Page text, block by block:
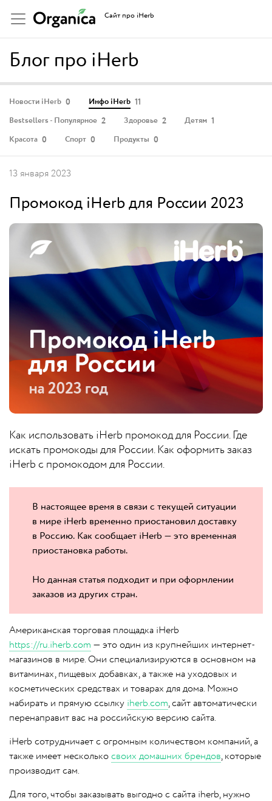
Сайт про iHerb
Блог про iHerb
Новости iHerb 0 Инфо iHerb 11
Bestsellers - Популярное 2 Здоровье 2 Детям 1
Красота 0 Спорт 0 Продукты 0
13 января 2023
Промокод iHerb для России 2023
Как использовать iHerb промокод для России. Где
искать промокоды для России. Как оформить заказ
iHerb с промокодом для России.
В настоящее время в связи с текущей ситуации
в мире iHerb временно приостановил доставку
в Россию. Как сообщает iHerb — это временная
приостановка работы.
Но данная статья подходит и при оформлении
заказов из других стран.
Американская торговая площадка iHerb
https://ru.iherb.com — это один из крупнейших интернет-
магазинов в мире. Они специализируются в основном на
витаминах, пищевых добавках, а также на уходовых и
косметических средствах и товарах для дома. Можно
набирать и прямую ссылку iherb.com, сайт автоматически
перенаправит вас на российскую версию сайта.
iHerb сотрудничает с огромным количеством компаний, а
также имеет несколько своих домашних брендов, которые
производит сам.
Для того, чтобы заказывать выгодно с сайта iherb, нужно